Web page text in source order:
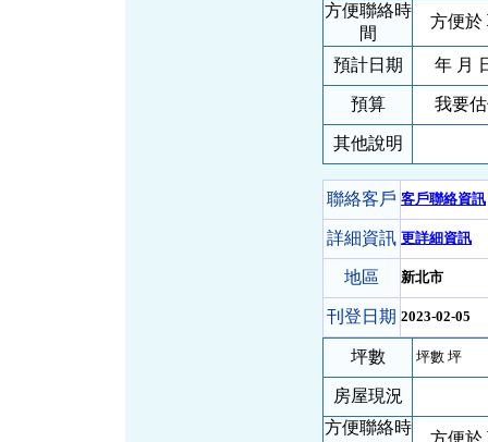
方便聯絡時
間
方便於
預計日期 年 月
預算 我要估
其他說明
聯絡客戶 客戶聯絡資訊
詳細資訊 更詳細資訊
地區 新北市
刊登日期 2023-02-05
坪數 坪數 坪
房屋現況
方便聯絡時
方便於